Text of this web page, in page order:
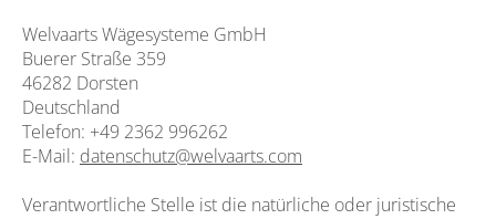
Welvaarts Wägesysteme GmbH
Buerer Straße 359
46282 Dorsten
Deutschland
Telefon: +49 2362 996262
E-Mail: datenschutz@welvaarts.com
Verantwortliche Stelle ist die natürliche oder juristische